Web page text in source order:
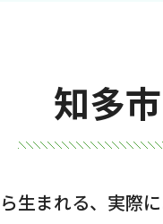
知多
生まれる、実際